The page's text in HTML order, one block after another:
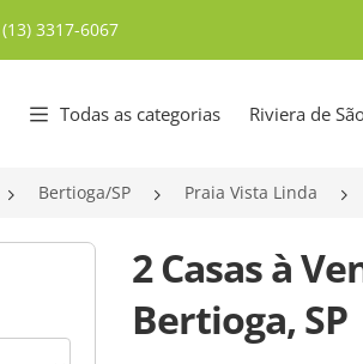
(13) 3317-6067
Todas as categorias Riviera de
Bertioga/SP Praia Vista Linda
2 Casas à
Bertioga, SP